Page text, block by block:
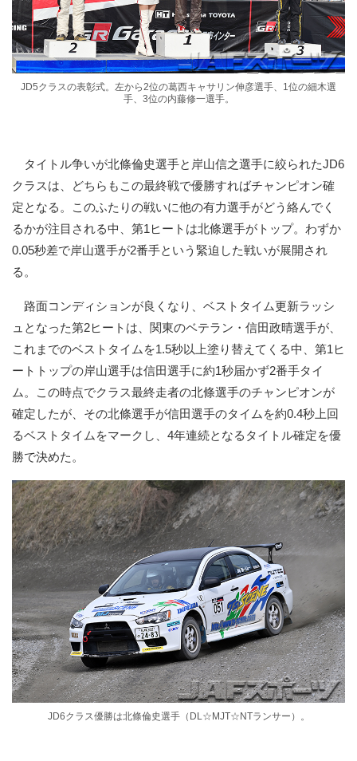
JD5クラスの表彰式。左から2位の葛西キャサリン伸彦選手、1位の細木選
手、3位の内藤修一選手。
タイトル争いが北條倫史選手と岸山信之選手に絞られたJD6
クラスは、どちらもこの最終戦で優勝すればチャンピオン確
定となる。このふたりの戦いに他の有力選手がどう絡んでく
るかが注目される中、第1ヒートは北條選手がトップ。わずか
0.05秒差で岸山選手が2番手という緊迫した戦いが展開され
る。
路面コンディションが良くなり、ベストタイム更新ラッシ
ュとなった第2ヒートは、関東のベテラン・信田政晴選手が、
これまでのベストタイムを1.5秒以上塗り替えてくる中、第1ヒ
ートトップの岸山選手は信田選手に約1秒届かず2番手タイ
ム。この時点でクラス最終走者の北條選手のチャンピオンが
確定したが、その北條選手が信田選手のタイムを約0.4秒上回
るベストタイムをマークし、4年連続となるタイトル確定を優
勝で決めた。
JD6クラス優勝は北條倫史選手（DL☆MJT☆NTランサー）。